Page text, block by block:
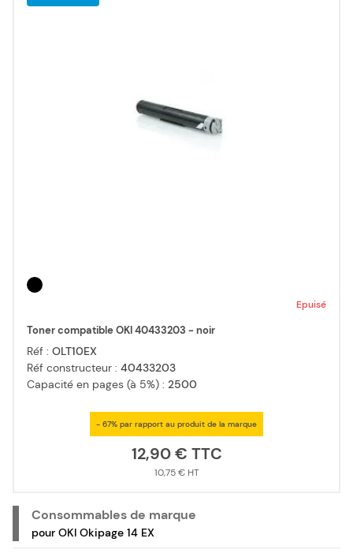
Epuisé
Toner compatible OKI 40433203 - noir
Réf : OLT10EX
Réf constructeur : 40433203
Capacité en pages (à 5%) : 2500
- 67% par rapport au produit de la marque
12,90 €
10,75 €
Consommables de marque
pour OKI Okipage 14 EX